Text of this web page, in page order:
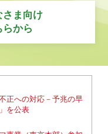
さま向け
らから
正への対応－予兆の早
を公表